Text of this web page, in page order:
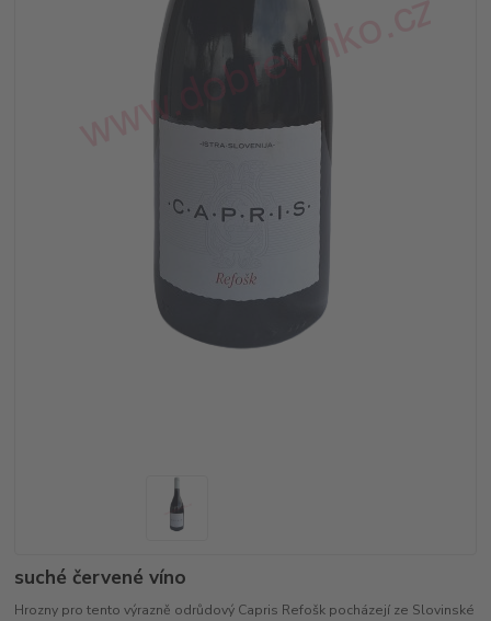
suché červené víno
Hrozny pro tento výrazně odrůdový Capris Refošk pocházejí ze Slovinské